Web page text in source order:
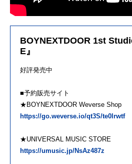
BOYNEXTDOOR 1st
E』
好評発売中
■予約販売サイト
★BOYNEXTDOOR Weverse Shop
https://go.weverse.io/qt3S/te0lrwtf
★UNIVERSAL MUSIC STORE
https://umusic.jp/NsAz487z